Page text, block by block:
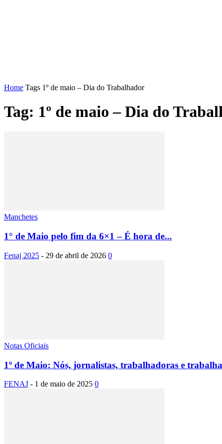
Home Tags 1º de maio – Dia do Trabalhador
Tag: 1º de maio – Dia do
Manchetes
1° de Maio pelo fim da 6×1 – É hora de...
Fenaj 2025 - 29 de abril de 2026 0
Notas Oficiais
1º de Maio: Nós, jornalistas, trabalhadoras e
FENAJ - 1 de maio de 2025 0